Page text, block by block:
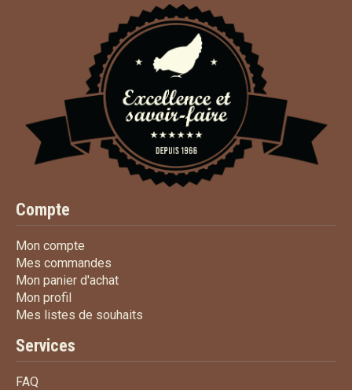
Compte
Mon compte
Mes commandes
Mon panier d'achatMon panier d'achat
Mon profil
Mes listes de souhaits
Services
FAQ